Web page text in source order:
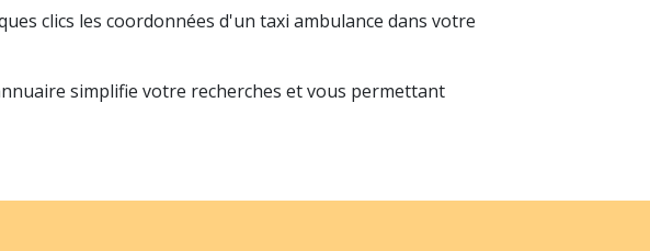
clics les coordonnées d'un taxi ambulance dans votre
simplifie votre recherches et vous permettant